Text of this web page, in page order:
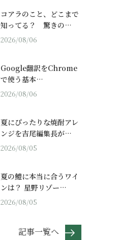
コアラのこと、どこまで
知ってる？ 驚きの…
2026/08/06
Google翻訳をChrome
で使う基本…
2026/08/06
夏にぴったりな焼酎アレ
ンジを吉尾編集長が…
2026/08/05
夏の鱧に本当に合うワイ
ンは？ 星野リゾー…
2026/08/05
記事一覧へ